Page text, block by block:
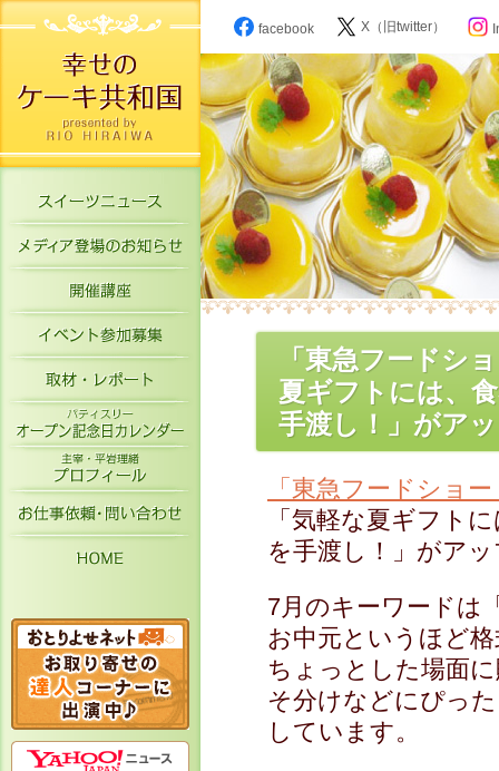
スイーツニュース
メディア登場のお知らせ
開催講座
イベント参加募集
取材・レポート
パティスリーオープン記念日カレン
お仕事依頼・お問い合わせ
facebook X（旧twitter）
「東急フードシ
夏ギフトには、
手渡し！」がア
「東急フードショ
「気軽な夏ギフト
を手渡し！」がア
7月のキーワードは
お中元というほど
ちょっとした場面
そ分けなどにぴっ
しています。